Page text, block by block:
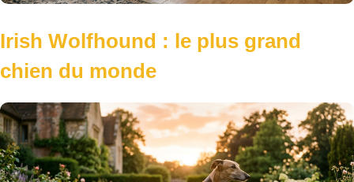
Irish Wolfhound : le plus grand
chien du monde